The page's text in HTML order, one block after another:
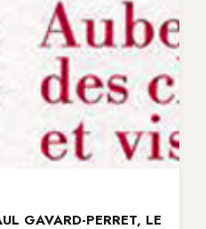
GAVARD-PERRET, LE